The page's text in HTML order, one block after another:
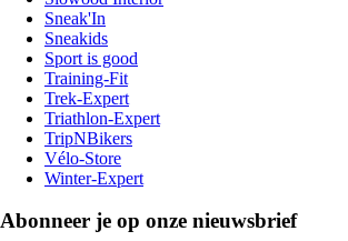
Sneak'In
Sneakids
Sport is good
Training-Fit
Trek-Expert
Triathlon-Expert
TripNBikers
Vélo-Store
Winter-Expert
Abonneer je op onze nieuwsbrief